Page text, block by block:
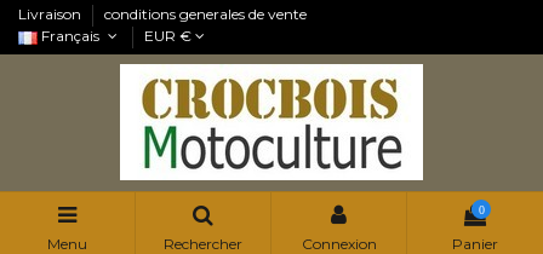
Livraison
conditions generales de vente
Français
EUR €
Menu Rechercher Connexion
0
Panier